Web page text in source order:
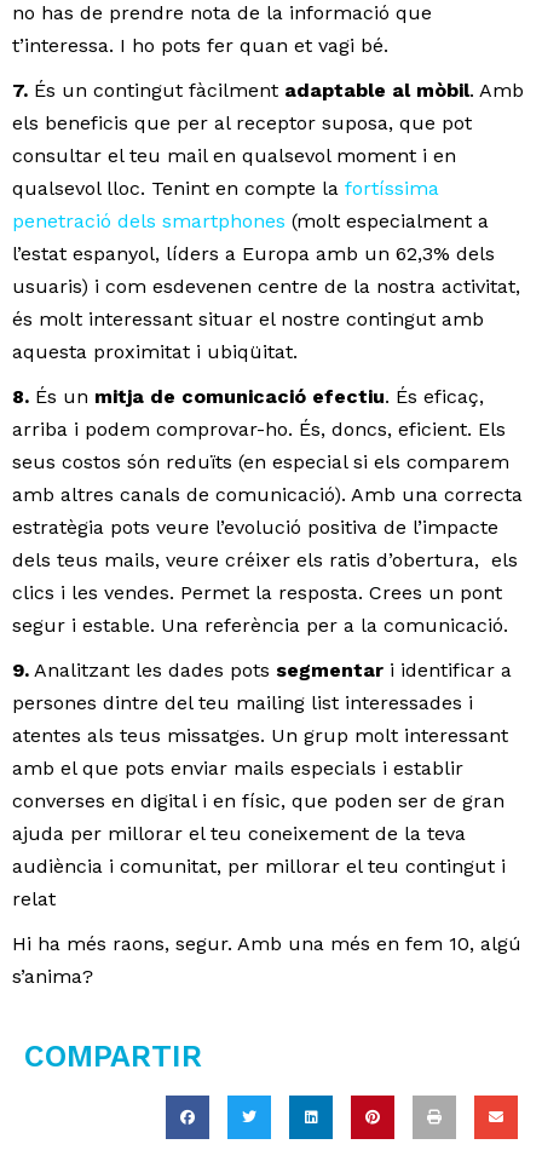
no has de prendre nota de la informació que
t’interessa. I ho pots fer quan et vagi bé.
7. És un contingut fàcilment adaptable al mòbil. Amb
els beneficis que per al receptor suposa, que pot
consultar el teu mail en qualsevol moment i en
qualsevol lloc. Tenint en compte la fortíssima
penetració dels smartphones (molt especialment a
l’estat espanyol, líders a Europa amb un 62,3% dels
usuaris) i com esdevenen centre de la nostra activitat,
és molt interessant situar el nostre contingut amb
aquesta proximitat i ubiqüitat.
8. És un mitja de comunicació efectiu. És eficaç,
arriba i podem comprovar-ho. És, doncs, eficient. Els
seus costos són reduïts (en especial si els comparem
amb altres canals de comunicació). Amb una correcta
estratègia pots veure l’evolució positiva de l’impacte
dels teus mails, veure créixer els ratis d’obertura, els
clics i les vendes. Permet la resposta. Crees un pont
segur i estable. Una referència per a la comunicació.
9. Analitzant les dades pots segmentar i identificar a
persones dintre del teu mailing list interessades i
atentes als teus missatges. Un grup molt interessant
amb el que pots enviar mails especials i establir
converses en digital i en físic, que poden ser de gran
ajuda per millorar el teu coneixement de la teva
audiència i comunitat, per millorar el teu contingut i
relat
Hi ha més raons, segur. Amb una més en fem 10, algú
s’anima?
COMPARTIR